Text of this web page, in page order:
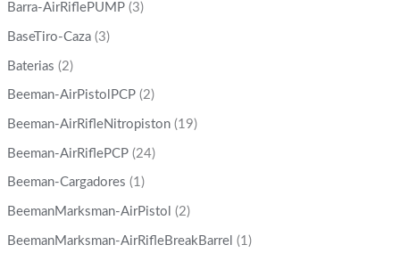
Barra-AirRiflePUMP (3)
BaseTiro-Caza (3)
Baterias (2)
Beeman-AirPistolPCP (2)
Beeman-AirRifleNitropiston (19)
Beeman-AirRiflePCP (24)
Beeman-Cargadores (1)
BeemanMarksman-AirPistol (2)
BeemanMarksman-AirRifleBreakBarrel (1)